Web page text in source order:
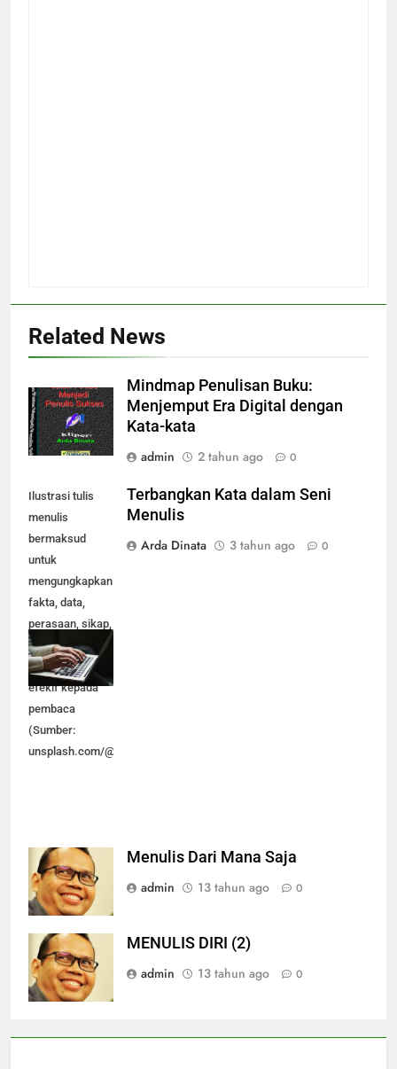
Related News
Mindmap Penulisan Buku:
Menjemput Era Digital dengan
Kata-kata
admin
2 tahun ago 0
Ilustrasi tulis
menulis
bermaksud
untuk
mengungkapkan
fakta, data,
perasaan, sikap,
isi hati dan
pikiran secara
efekif kepada
pembaca
(Sumber:
unsplash.com/@kaitlynbaker)
Terbangkan Kata dalam Seni
Menulis
Arda Dinata
3 tahun ago 0
Menulis Dari Mana Saja
admin
13 tahun ago 0
MENULIS DIRI (2)
admin
13 tahun ago 0